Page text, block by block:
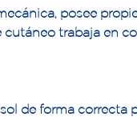
posee
trabaja en
de forma correcta